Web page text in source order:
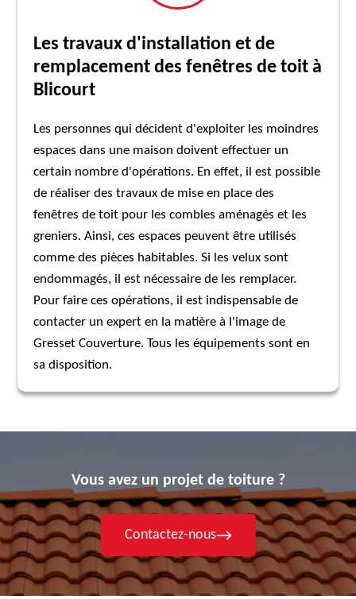
Les travaux d'installation et de
remplacement des fenêtres de toit à
Blicourt
Les personnes qui décident d'exploiter les moindres
espaces dans une maison doivent effectuer un
certain nombre d'opérations. En effet, il est possible
de réaliser des travaux de mise en place des
fenêtres de toit pour les combles aménagés et les
greniers. Ainsi, ces espaces peuvent être utilisés
comme des pièces habitables. Si les velux sont
endommagés, il est nécessaire de les remplacer.
Pour faire ces opérations, il est indispensable de
contacter un expert en la matière à l'image de
Gresset Couverture. Tous les équipements sont en
sa disposition.
Vous avez un projet de toiture ?
Contactez-nous